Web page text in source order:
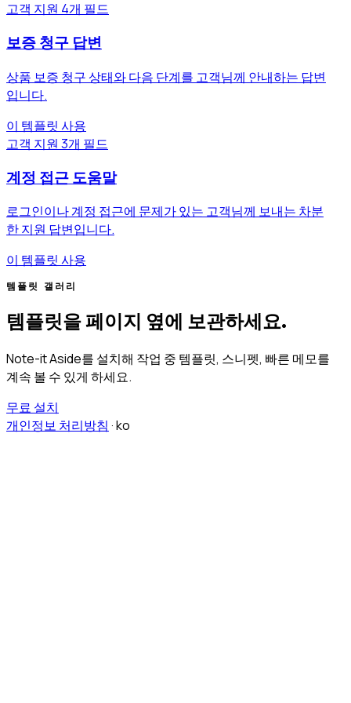
고객 지원 4개 필드
보증 청구 답변
상품 보증 청구 상태와 다음 단계를 고객님께 안내하는 답변
입니다.
이 템플릿 사용
고객 지원 3개 필드
계정 접근 도움말
로그인이나 계정 접근에 문제가 있는 고객님께 보내는 차분
한 지원 답변입니다.
이 템플릿 사용
템플릿 갤러리
템플릿을 페이지 옆에 보관하세요.
Note-it Aside를 설치해 작업 중 템플릿, 스니펫, 빠른 메모를
계속 볼 수 있게 하세요.
무료 설치
개인정보 처리방침 ·ko